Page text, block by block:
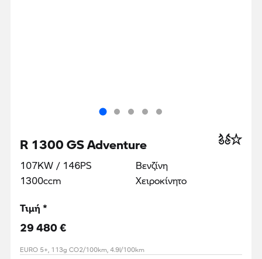
R 1300 GS Adventure
107KW / 146PS
1300ccm
Βενζίνη
Χειροκίνητο
Τιμή *
29 480 €
EURO 5+, 113g CO2/100km, 4.9l/100km